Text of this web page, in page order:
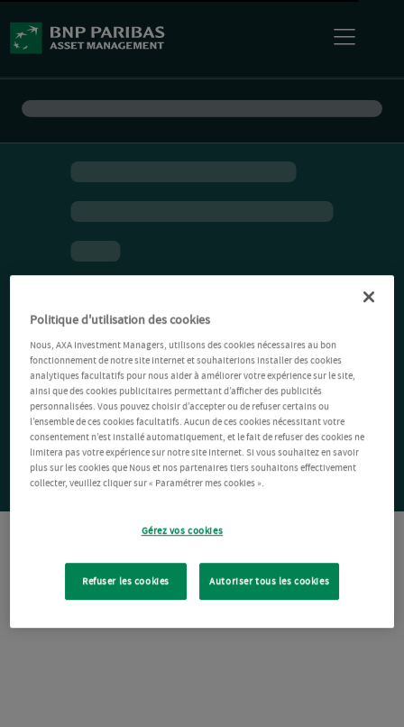
Politique d'utilisation des cookies
Nous, AXA Investment Managers, utilisons des cookies nécessaires au bon
fonctionnement de notre site Internet et souhaiterions installer des cookies
analytiques facultatifs pour nous aider à améliorer votre expérience sur le site,
ainsi que des cookies publicitaires permettant d’afficher des publicités
personnalisées. Vous pouvez choisir d’accepter ou de refuser certains ou
l’ensemble de ces cookies facultatifs. Aucun de ces cookies nécessitant votre
consentement n’est installé automatiquement, et le fait de refuser des cookies ne
limitera pas votre expérience sur notre site Internet. Si vous souhaitez en savoir
plus sur les cookies que Nous et nos partenaires tiers souhaitons effectivement
collecter, veuillez cliquer sur « Paramétrer mes cookies ».
Gérez vos cookies
Refuser les cookies Autoriser tous les cookies